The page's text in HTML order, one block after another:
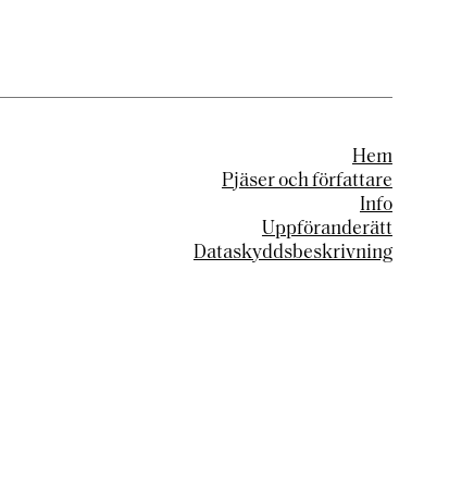
Hem
Pjäser och författare
Info
Uppföranderätt
Dataskyddsbeskrivning